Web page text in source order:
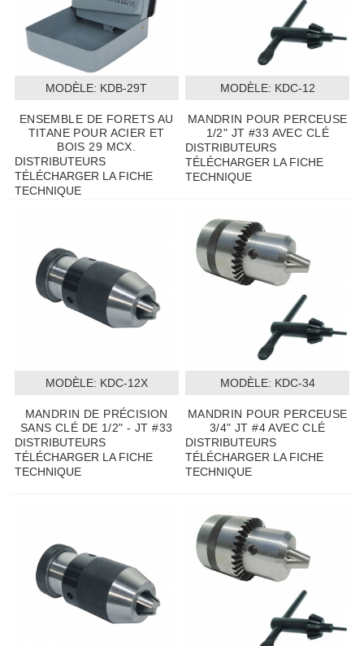
MODÈLE: KDB-29T
ENSEMBLE DE FORETS AU
TITANE POUR ACIER ET
BOIS 29 MCX.
DISTRIBUTEURS
TÉLÉCHARGER LA FICHE
TECHNIQUE
MODÈLE: KDC-12
MANDRIN POUR PERCEUSE
1/2" JT #33 AVEC CLÉ
DISTRIBUTEURS
TÉLÉCHARGER LA FICHE
TECHNIQUE
MODÈLE: KDC-12X
MANDRIN DE PRÉCISION
SANS CLÉ DE 1/2" - JT #33
DISTRIBUTEURS
TÉLÉCHARGER LA FICHE
TECHNIQUE
MODÈLE: KDC-34
MANDRIN POUR PERCEUSE
3/4" JT #4 AVEC CLÉ
DISTRIBUTEURS
TÉLÉCHARGER LA FICHE
TECHNIQUE